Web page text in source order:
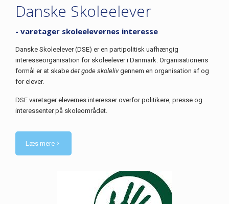
Danske Skoleelever
- varetager skoleelevernes interesse
Danske Skoleelever (DSE) er en partipolitisk uafhængig
interesseorganisation for skoleelever i Danmark. Organisationens
formål er at skabe det gode skolelivgennem en organisation af og
for elever.
DSE varetager elevernes interesser overfor politikere, presse og
interessenter på skoleområdet.
Læs mere